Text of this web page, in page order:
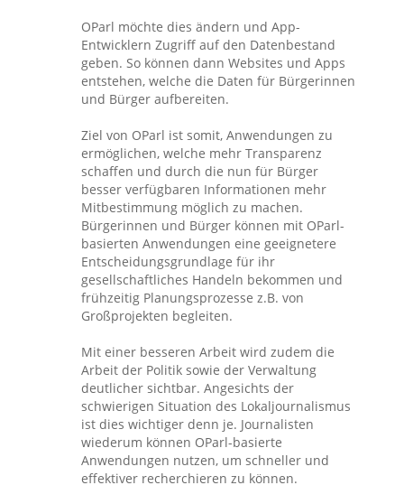
OParl möchte dies ändern und App-
Entwicklern Zugriff auf den Datenbestand
geben. So können dann Websites und Apps
entstehen, welche die Daten für Bürgerinnen
und Bürger aufbereiten.
Ziel von OParl ist somit, Anwendungen zu
ermöglichen, welche mehr Transparenz
schaffen und durch die nun für Bürger
besser verfügbaren Informationen mehr
Mitbestimmung möglich zu machen.
Bürgerinnen und Bürger können mit OParl-
basierten Anwendungen eine geeignetere
Entscheidungsgrundlage für ihr
gesellschaftliches Handeln bekommen und
frühzeitig Planungsprozesse z.B. von
Großprojekten begleiten.
Mit einer besseren Arbeit wird zudem die
Arbeit der Politik sowie der Verwaltung
deutlicher sichtbar. Angesichts der
schwierigen Situation des Lokaljournalismus
ist dies wichtiger denn je. Journalisten
wiederum können OParl-basierte
Anwendungen nutzen, um schneller und
effektiver recherchieren zu können.